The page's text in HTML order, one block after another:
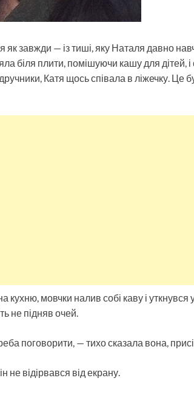
як завжди — із тиші, яку Наталя давно
біля плити, помішуючи кашу для дітей,
Катя щось співала в ліжечку. Це
кухню, мовчки налив собі каву і
не підняв очей.
поговорити, — тихо сказала вона,
не відірвався від екрану.